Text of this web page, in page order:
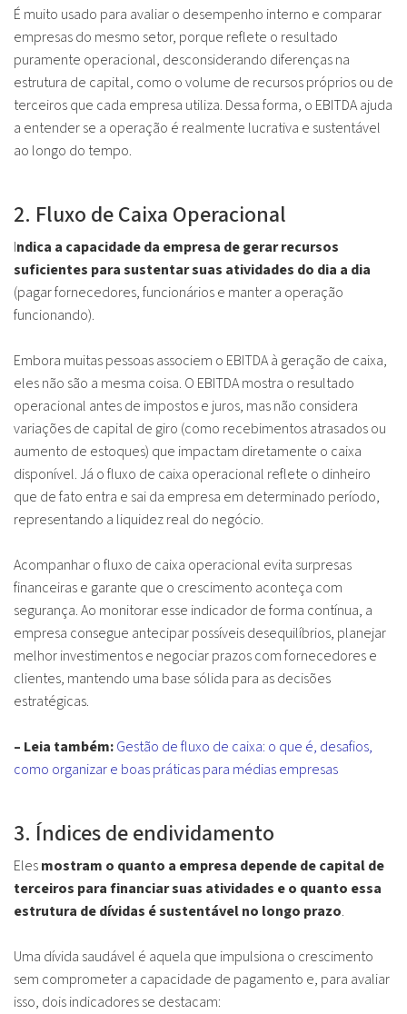
É muito usado para avaliar o desempenho interno e comparar
empresas do mesmo setor, porque reflete o resultado
puramente operacional, desconsiderando diferenças na
estrutura de capital, como o volume de recursos próprios ou de
terceiros que cada empresa utiliza. Dessa forma, o EBITDA ajuda
a entender se a operação é realmente lucrativa e sustentável
ao longo do tempo.
2. Fluxo de Caixa Operacional
Indica a capacidade da empresa de gerar recursos
suficientes para sustentar suas atividades do dia a dia
(pagar fornecedores, funcionários e manter a operação
funcionando).
Embora muitas pessoas associem o EBITDA à geração de caixa,
eles não são a mesma coisa. O EBITDA mostra o resultado
operacional antes de impostos e juros, mas não considera
variações de capital de giro (como recebimentos atrasados ou
aumento de estoques) que impactam diretamente o caixa
disponível. Já o fluxo de caixa operacional reflete o dinheiro
que de fato entra e sai da empresa em determinado período,
representando a liquidez real do negócio.
Acompanhar o fluxo de caixa operacional evita surpresas
financeiras e garante que o crescimento aconteça com
segurança. Ao monitorar esse indicador de forma contínua, a
empresa consegue antecipar possíveis desequilíbrios, planejar
melhor investimentos e negociar prazos com fornecedores e
clientes, mantendo uma base sólida para as decisões
estratégicas.
– Leia também:Gestão de fluxo de caixa: o que é, desafios,
como organizar e boas práticas para médias empresas
3. Índices de endividamento
Elesmostram o quanto a empresa depende de capital de
terceiros para financiar suas atividades e o quanto essa
estrutura de dívidas é sustentável no longo prazo.
Uma dívida saudável é aquela que impulsiona o crescimento
sem comprometer a capacidade de pagamento e, para avaliar
isso, dois indicadores se destacam: